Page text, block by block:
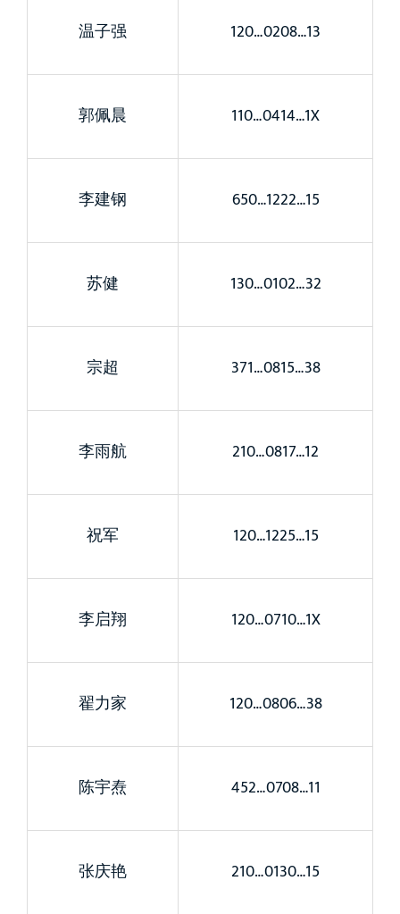
温子强 120…0208…13
郭佩晨 110…0414…1X
李建钢 650…1222…15
苏健 130…0102…32
宗超 371…0815…38
李雨航 210…0817…12
祝军 120…1225…15
李启翔 120…0710…1X
翟力家 120…0806…38
陈宇焘 452…0708…11
张庆艳 210…0130…15